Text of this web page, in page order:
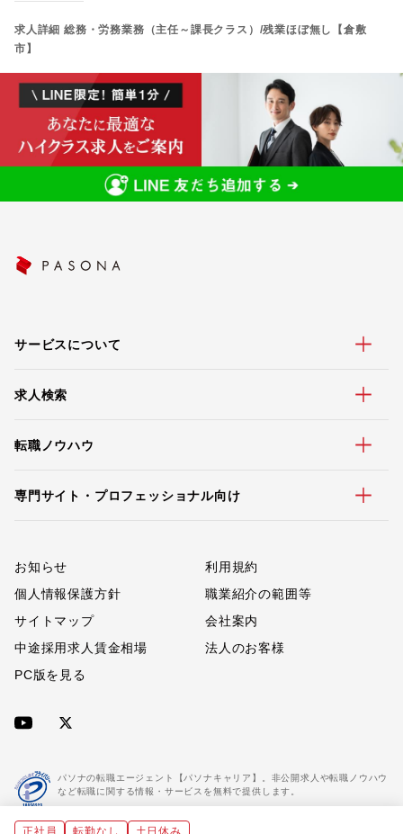
求人詳細 総務・労務業務（主任～課長クラス）/残業ほぼ無し【倉敷
市】
サービスについて
求人検索
転職ノウハウ
専門サイト・プロフェッショナル向け
お知らせ
利用規約
個人情報保護方針
職業紹介の範囲等
サイトマップ
会社案内
中途採用求人賃金相場
法人のお客様
PC版を見る
パソナの転職エージェント【パソナキャリア】。非公開求人や転職ノウハウ
など転職に関する情報・サービスを無料で提供します。
正社員 転勤なし 土日休み